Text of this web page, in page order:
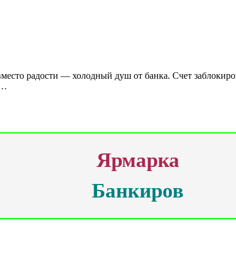
радости — холодный душ от банка. Счет
Ярмарка
Банкиров